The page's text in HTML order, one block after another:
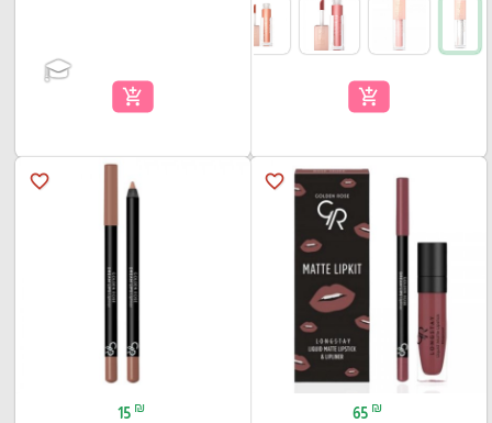
add_shopping_cart
add_shopping_cart
favorite_border
65 ₪
favorite_border
15 ₪